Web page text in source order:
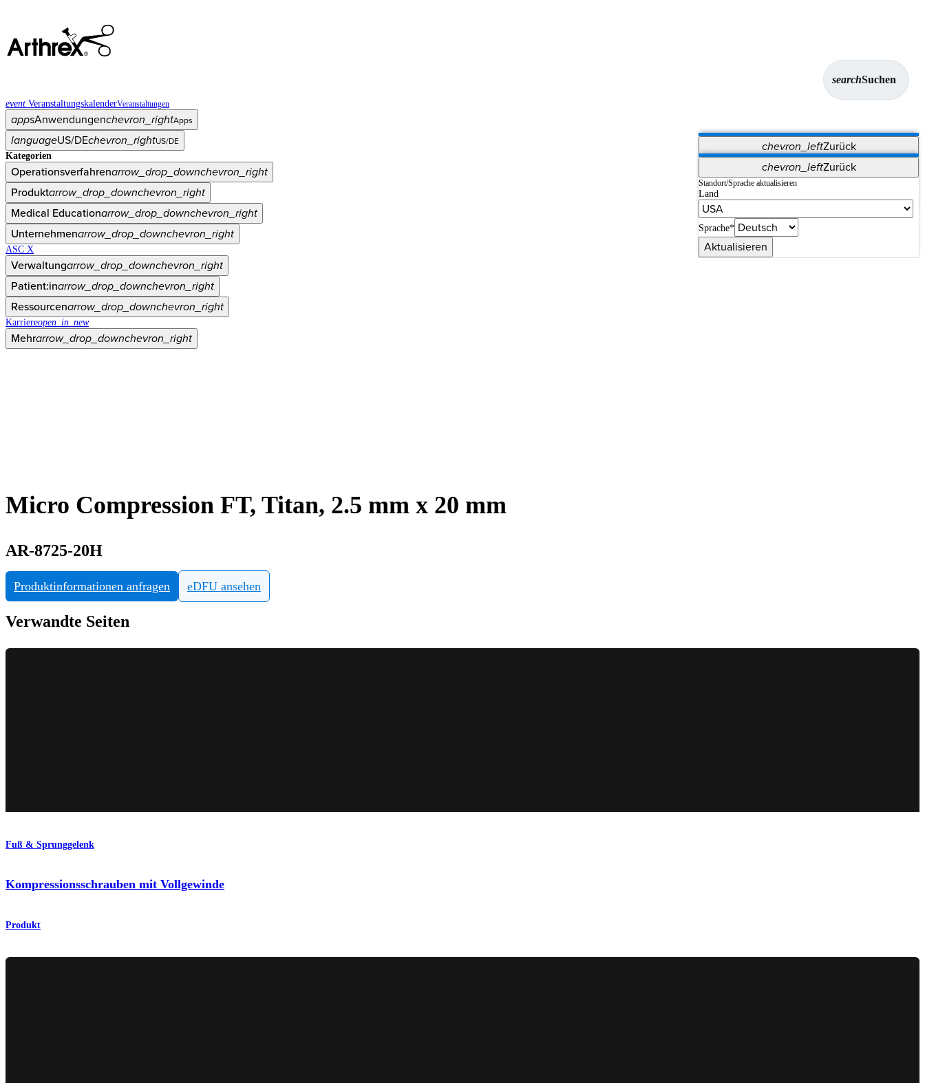
searchSuchen
event VeranstaltungskalenderVeranstaltungen
appsAnwendungenchevron_rightApps
chevron_leftZurück
Vet Systems OrthoPedia Patient
Supplier Portal
Synergy-Bildgebung und -Resektion
languageUS/DEchevron_rightUS/DE
chevron_leftZurück
Standort/Sprache aktualisieren
Land
Sprache*
Aktualisieren
Kategorien
Operationsverfahrenarrow_drop_downchevron_right
Produktarrow_drop_downchevron_right
Medical Educationarrow_drop_downchevron_right
Unternehmenarrow_drop_downchevron_right
ASC X
Verwaltungarrow_drop_downchevron_right
Patient:inarrow_drop_downchevron_right
Ressourcenarrow_drop_downchevron_right
Karriereopen_in_new
Mehrarrow_drop_downchevron_right
Micro Compression FT, Titan, 2.5 mm x 20 mm
AR-8725-20H
Produktinformationen anfragen eDFU ansehen
Verwandte Seiten
Fuß & Sprunggelenk
Kompressionsschrauben mit Vollgewinde
Produkt